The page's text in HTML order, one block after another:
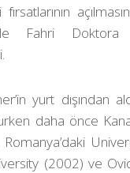
Fahri Doktora
yurt dışından
daha önce
(2002) ve